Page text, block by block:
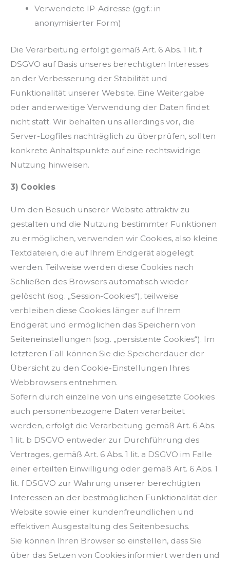
Verwendete IP-Adresse (ggf.: in
anonymisierter Form)
Die Verarbeitung erfolgt gemäß Art. 6 Abs. 1 lit. f
DSGVO auf Basis unseres berechtigten Interesses
an der Verbesserung der Stabilität und
Funktionalität unserer Website. Eine Weitergabe
oder anderweitige Verwendung der Daten findet
nicht statt. Wir behalten uns allerdings vor, die
Server-Logfiles nachträglich zu überprüfen, sollten
konkrete Anhaltspunkte auf eine rechtswidrige
Nutzung hinweisen.
3) Cookies
Um den Besuch unserer Website attraktiv zu
gestalten und die Nutzung bestimmter Funktionen
zu ermöglichen, verwenden wir Cookies, also kleine
Textdateien, die auf Ihrem Endgerät abgelegt
werden. Teilweise werden diese Cookies nach
Schließen des Browsers automatisch wieder
gelöscht (sog. „Session-Cookies“), teilweise
verbleiben diese Cookies länger auf Ihrem
Endgerät und ermöglichen das Speichern von
Seiteneinstellungen (sog. „persistente Cookies“). Im
letzteren Fall können Sie die Speicherdauer der
Übersicht zu den Cookie-Einstellungen Ihres
Webbrowsers entnehmen.
Sofern durch einzelne von uns eingesetzte Cookies
auch personenbezogene Daten verarbeitet
werden, erfolgt die Verarbeitung gemäß Art. 6 Abs.
1 lit. b DSGVO entweder zur Durchführung des
Vertrages, gemäß Art. 6 Abs. 1 lit. a DSGVO im Falle
einer erteilten Einwilligung oder gemäß Art. 6 Abs. 1
lit. f DSGVO zur Wahrung unserer berechtigten
Interessen an der bestmöglichen Funktionalität der
Website sowie einer kundenfreundlichen und
effektiven Ausgestaltung des Seitenbesuchs.
Sie können Ihren Browser so einstellen, dass Sie
über das Setzen von Cookies informiert werden und